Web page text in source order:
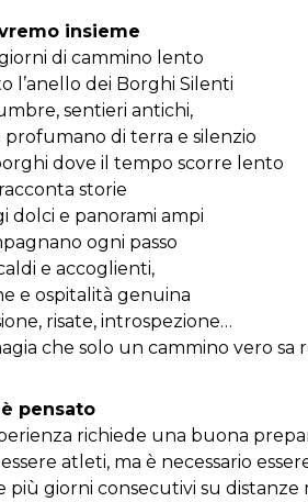
insieme
di cammino lento
l’anello dei Borghi Silenti
sentieri antichi,
profumano di terra e silenzio
dove il tempo scorre lento
storie
dolci e panorami ampi
ogni passo
e accoglienti,
e ospitalità genuina
risate, introspezione…
che solo un cammino vero sa
pensato
richiede una buona
atleti, ma è necessario
più giorni consecutivi su